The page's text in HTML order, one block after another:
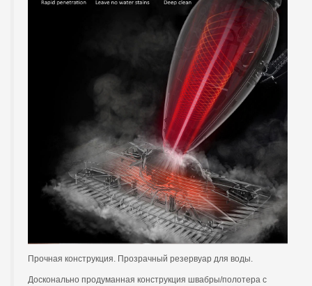
Прочная конструкция. Прозрачный резервуар для воды.
Досконально продуманная конструкция швабры/полотера с